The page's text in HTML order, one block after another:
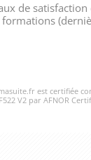
de
formations
est certifiée
V2 par AFNOR